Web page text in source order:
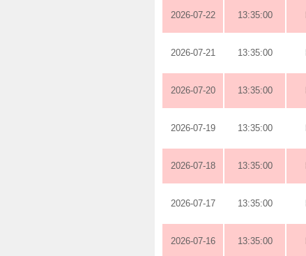
2026-07-22 13:35:00
2026-07-21 13:35:00
2026-07-20 13:35:00
2026-07-19 13:35:00
2026-07-18 13:35:00
2026-07-17 13:35:00
2026-07-16 13:35:00